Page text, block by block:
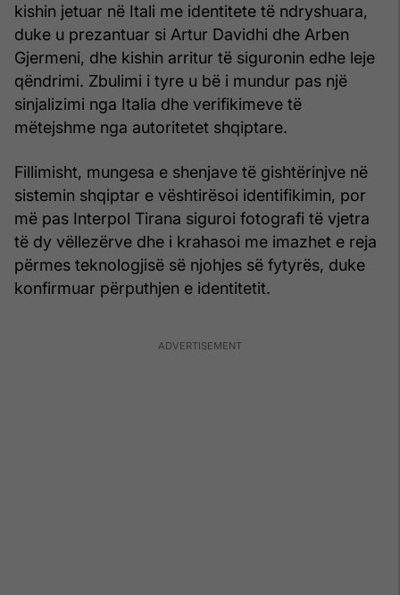
kishin jetuar në Itali me identitete të ndryshuara,
duke u prezantuar si Artur Davidhi dhe Arben
Gjermeni, dhe kishin arritur të siguronin edhe leje
qëndrimi. Zbulimi i tyre u bë i mundur pas një
sinjalizimi nga Italia dhe verifikimeve të
mëtejshme nga autoritetet shqiptare.
Fillimisht, mungesa e shenjave të gishtërinjve në
sistemin shqiptar e vështirësoi identifikimin, por
më pas Interpol Tirana siguroi fotografi të vjetra
të dy vëllezërve dhe i krahasoi me imazhet e reja
përmes teknologjisë së njohjes së fytyrës, duke
konfirmuar përputhjen e identitetit.